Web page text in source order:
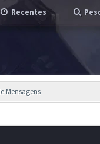
Recentes
Mensagens